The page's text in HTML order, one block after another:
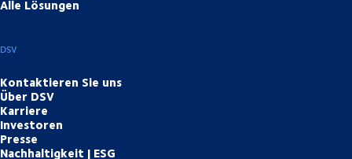
Alle Lösungen
DSV
Kontaktieren Sie uns
Über DSV
Karriere
Investoren
Presse
Nachhaltigkeit | ESG